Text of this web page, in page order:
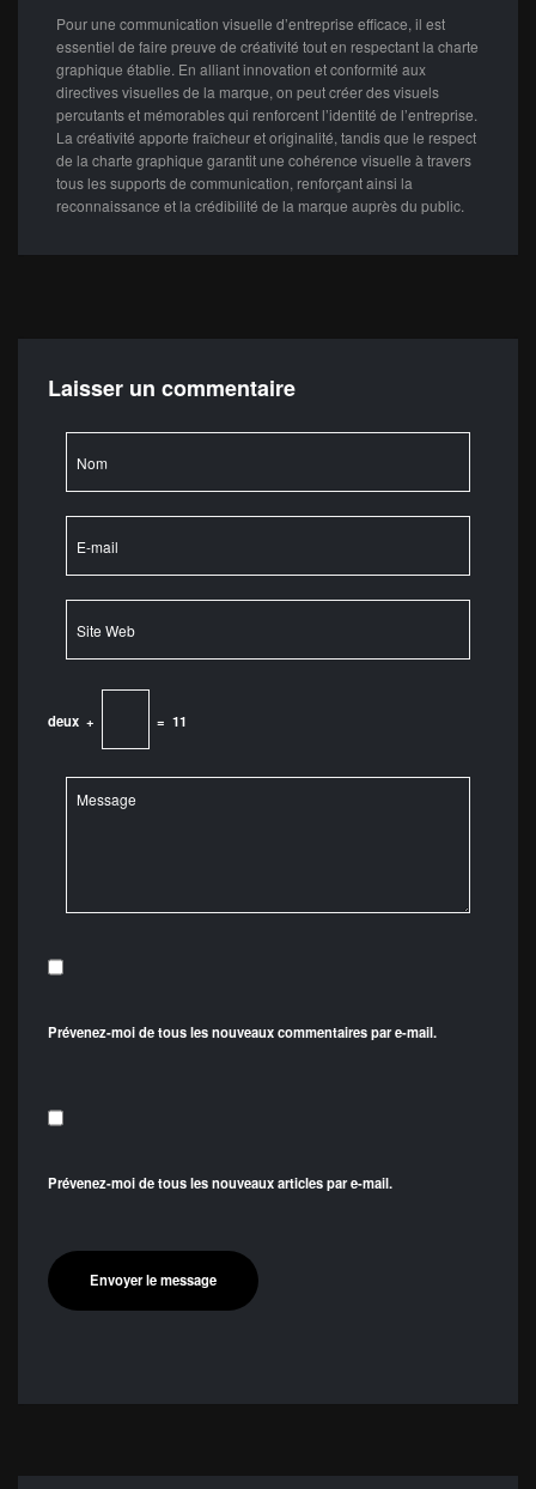
Pour une communication visuelle d’entreprise efficace, il est
essentiel de faire preuve de créativité tout en respectant la charte
graphique établie. En alliant innovation et conformité aux
directives visuelles de la marque, on peut créer des visuels
percutants et mémorables qui renforcent l’identité de l’entreprise.
La créativité apporte fraîcheur et originalité, tandis que le respect
de la charte graphique garantit une cohérence visuelle à travers
tous les supports de communication, renforçant ainsi la
reconnaissance et la crédibilité de la marque auprès du public.
Laisser un commentaire
deux + = 11
Prévenez-moi de tous les nouveaux commentaires par e-mail.
Prévenez-moi de tous les nouveaux articles par e-mail.